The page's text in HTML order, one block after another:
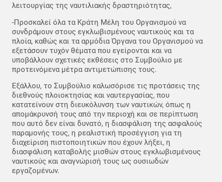
λειτουργίας της ναυτιλιακής δραστηριότητας,
-Προσκαλεί όλα τα Κράτη Μέλη του Οργανισμού να
συνδράμουν στους εγκλωβισμένους ναυτικούς και τα
πλοία, καθώς και τα αρμόδια Όργανα του Οργανισμού να
εξετάσουν τυχόν θέματα που εγείρονται και να
υποβάλλουν σχετικές εκθέσεις στο Συμβούλιο με
προτεινόμενα μέτρα αντιμετώπισης τους.
Εξάλλου, το Συμβούλιο καλωσόρισε τις προτάσεις της
διεθνούς πλοιοκτησίας και ναυτεργασίας, που
κατατείνουν στη διευκόλυνση των ναυτικών, όπως η
απομάκρυνσή τους από την περιοχή και σε περίπτωση
που αυτό δεν είναι δυνατό, η διασφάλιση της ασφαλούς
παραμονής τους, η ρεαλιστική προσέγγιση για τη
διαχείριση πιστοποιητικών που έχουν λήξει, η
διασφάλιση καταβολής μισθών στους εγκλωβισμένους
ναυτικούς και αναγνώρισή τους ως ουσιωδών
εργαζομένων.